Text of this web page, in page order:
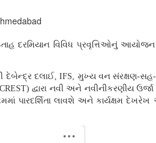
દરમિયાન વિવિધ પ્રવૃત્તિઓનું
દેબેન્દ્ર દલાઈ , IFS, મુખ્ય વન સંરક્ષણ-સહ-
દ્વારા નવી અને નવીનીકરણીય
પારદર્શિતા લાવશે અને કાર્યક્ષમ